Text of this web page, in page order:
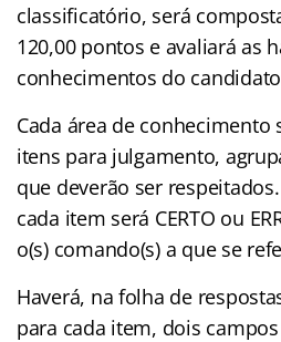
classificatório, será
120,00 pontos e avaliará as
conhecimentos do
Cada área de
itens para julgamento,
que deverão ser
cada item será CERTO ou
o(s) comando(s) a que se
Haverá, na folha de
para cada item, dois